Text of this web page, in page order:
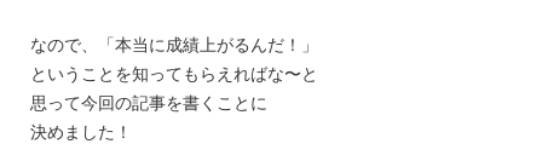
なので、「本当に成績上がるんだ！」
ということを知ってもらえればな〜と
思って今回の記事を書くことに
決めました！